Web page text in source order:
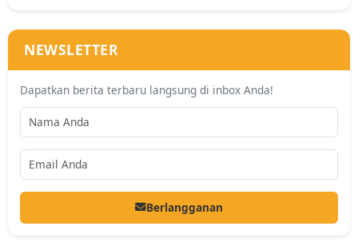
NEWSLETTER
Dapatkan berita terbaru langsung di inbox Anda!
Berlangganan